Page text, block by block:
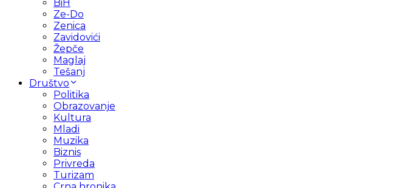
BiH
Ze-Do
Zenica
Zavidovići
Žepče
Maglaj
Tešanj
Društvo
Politika
Obrazovanje
Kultura
Mladi
Muzika
Biznis
Privreda
Turizam